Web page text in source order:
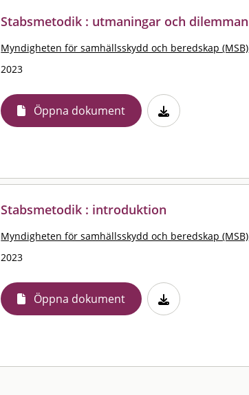
Stabsmetodik : utmaningar och dilemman
Myndigheten för samhällsskydd och beredskap (MSB)
2023
Öppna dokument
Stabsmetodik : introduktion
Myndigheten för samhällsskydd och beredskap (MSB)
2023
Öppna dokument